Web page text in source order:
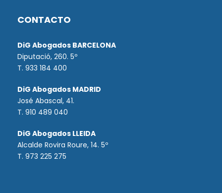
CONTACTO
DiG Abogados BARCELONA
Diputació, 260. 5º
T. 933 184 400
DiG Abogados MADRID
José Abascal, 41.
T. 910 489 040
DiG Abogados LLEIDA
Alcalde Rovira Roure, 14. 5º
T. 973 225 275